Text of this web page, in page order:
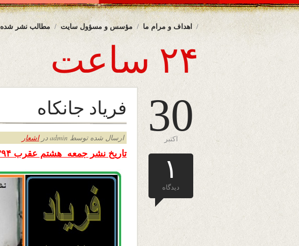
مطالب نشر شده مؤسس و مسؤول سایت اهداف و مرام ما
۲۴ ساعت
30
اکتبر
۱
دیدگاه
فریاد جانکاه
ارسال شده توسط admin در اشعار
تاریخ نشر جمعه هشتم عقرب ۱۳۹۴- ۳۰ اکتوبر